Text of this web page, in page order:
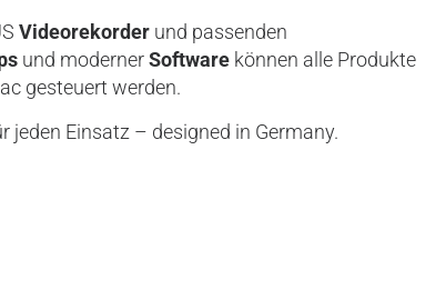
Videorekorder und passenden
und modernerSoftware können alle Produkte
gesteuert werden.
jeden Einsatz – designed in Germany.